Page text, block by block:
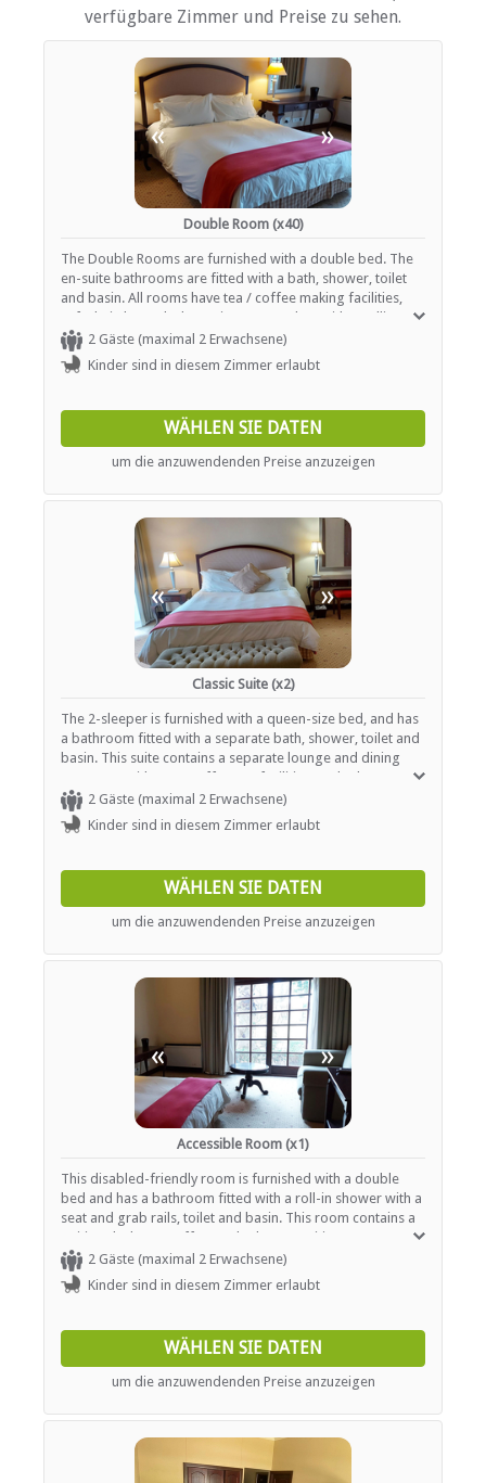
Kinderfreundlich (alle Altersgruppen)
Parkplatz (abseits der Straße)
Rauchen: Nicht drinnen
Schwimmbad
Zugang für Rollstuhlfahrer
ESSEN UND TRINKEN
Kostenloser Tee / Kaffee
Restaurant / Esszimmer
INTERNET
Kostenloses Wi-Fi
verfügbare Zimmer und Preise zu sehen.
« »
Double Room (x40)
The Double Rooms are furnished with a double bed. The
en-suite bathrooms are fitted with a bath, shower, toilet
and basin. All rooms have tea / coffee making facilities,
safe, hairdryer, desk, seating area and TV with satellite
channels.2 Gäste (maximal 2 Erwachsene)
Kinder sind in diesem Zimmer erlaubt
WÄHLEN SIE DATEN
um die anzuwendenden Preise anzuzeigen
« »
Classic Suite (x2)
The 2-sleeper is furnished with a queen-size bed, and has
a bathroom fitted with a separate bath, shower, toilet and
basin. This suite contains a separate lounge and dining
area, a TV with DStv, coffee/tea facilities, and other
amenities.
2 Gäste (maximal 2 Erwachsene)
Kinder sind in diesem Zimmer erlaubt
WÄHLEN SIE DATEN
um die anzuwendenden Preise anzuzeigen
« »
Accessible Room (x1)
This disabled-friendly room is furnished with a double
bed and has a bathroom fitted with a roll-in shower with a
seat and grab rails, toilet and basin. This room contains a
writing desk, tea/coffee, and other amenities.
2 Gäste (maximal 2 Erwachsene)
Kinder sind in diesem Zimmer erlaubt
WÄHLEN SIE DATEN
um die anzuwendenden Preise anzuzeigen